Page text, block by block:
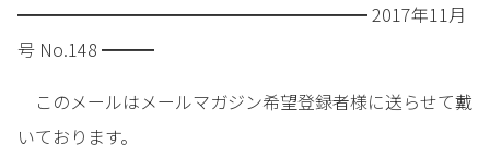
━━━━━━━━━━━━━━━━━━━━ 2017年11月
号 No.148 ━━━
このメールはメールマガジン希望登録者様に送らせて戴
いております。